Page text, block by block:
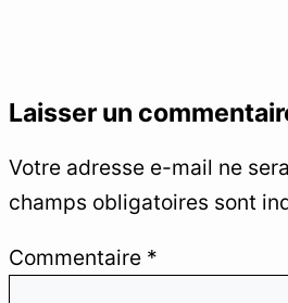
Laisser un
Votre adresse e-mail ne
champs obligatoires sont
Commentaire *